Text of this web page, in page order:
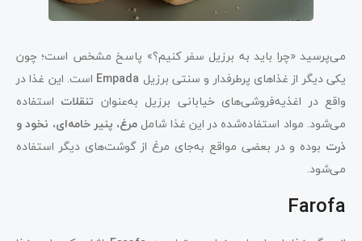
می‌پرسید «چرا باید به برزیل سفر کنیم؟» پاسخ مشخص است؛ چون
یکی دیگر از غذاهای پرطرفدار و سنتی برزیل Empada است. این غذا در
واقع در اغذیه‌فروشی‌های خیابانی برزیل به‌عنوان تنقلات استفاده
می‌شود. مواد استفاده‌شده در این غذا شامل مرغ، پنیر خامه‌ای، نخود و
ذرت بوده و در بعضی مواقع به‌جای مرغ از گوشت‌های دیگر استفاده
می‌شود.
Farofa